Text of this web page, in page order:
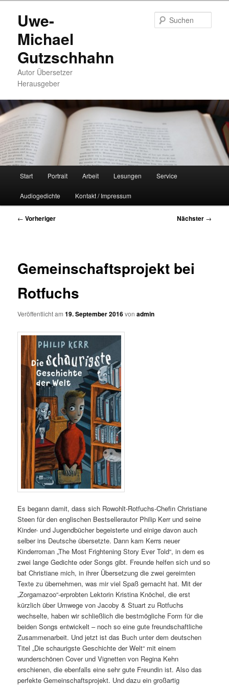
primären
springen
Uwe-
Michael
Gutzschhahn
Autor Übersetzer
Herausgeber
Start Portrait Arbeit Lesungen Service
Audiogedichte Kontakt / Impressum
Beitragsnavigation
← Vorheriger Nächster →
Gemeinschaftsprojekt bei
Rotfuchs
Veröffentlicht am19. September 2016vonadmin
Es begann damit, dass sich Rowohlt-Rotfuchs-Chefin Christiane
Steen für den englischen Bestsellerautor Philip Kerr und seine
Kinder- und Jugendbücher begeisterte und einige davon auch
selber ins Deutsche übersetzte. Dann kam Kerrs neuer
Kinderroman „The Most Frightening Story Ever Told“, in dem es
zwei lange Gedichte oder Songs gibt. Freunde helfen sich und so
bat Christiane mich, in ihrer Übersetzung die zwei gereimten
Texte zu übernehmen, was mir viel Spaß gemacht hat. Mit der
„Zorgamazoo“-erprobten Lektorin Kristina Knöchel, die erst
kürzlich über Umwege von Jacoby & Stuart zu Rotfuchs
wechselte, haben wir schließlich die bestmögliche Form für die
beiden Songs entwickelt – noch so eine gute freundschaftliche
Zusammenarbeit. Und jetzt ist das Buch unter dem deutschen
Titel „Die schaurigste Geschichte der Welt“ mit einem
wunderschönen Cover und Vignetten von Regina Kehn
erschienen, die ebenfalls eine sehr gute Freundin ist. Also das
perfekte Gemeinschaftsprojekt. Und dazu ein großartig